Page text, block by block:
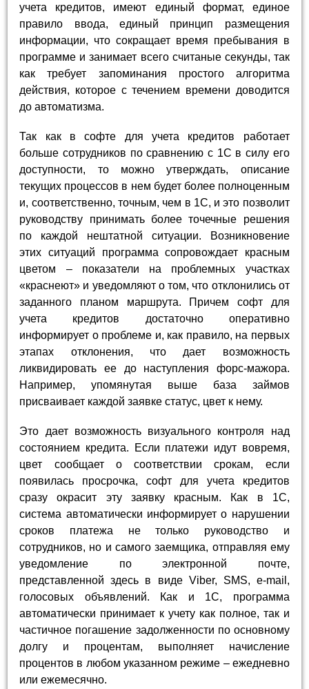
учета кредитов, имеют единый формат, единое
правило ввода, единый принцип размещения
информации, что сокращает время пребывания в
программе и занимает всего считаные секунды, так
как требует запоминания простого алгоритма
действия, которое с течением времени доводится
до автоматизма.
Так как в софте для учета кредитов работает
больше сотрудников по сравнению с 1С в силу его
доступности, то можно утверждать, описание
текущих процессов в нем будет более полноценным
и, соответственно, точным, чем в 1С, и это позволит
руководству принимать более точечные решения
по каждой нештатной ситуации. Возникновение
этих ситуаций программа сопровождает красным
цветом – показатели на проблемных участках
«краснеют» и уведомляют о том, что отклонились от
заданного планом маршрута. Причем софт для
учета кредитов достаточно оперативно
информирует о проблеме и, как правило, на первых
этапах отклонения, что дает возможность
ликвидировать ее до наступления форс-мажора.
Например, упомянутая выше база займов
присваивает каждой заявке статус, цвет к нему.
Это дает возможность визуального контроля над
состоянием кредита. Если платежи идут вовремя,
цвет сообщает о соответствии срокам, если
появилась просрочка, софт для учета кредитов
сразу окрасит эту заявку красным. Как в 1С,
система автоматически информирует о нарушении
сроков платежа не только руководство и
сотрудников, но и самого заемщика, отправляя ему
уведомление по электронной почте,
представленной здесь в виде Viber, SMS, e-mail,
голосовых объявлений. Как и 1С, программа
автоматически принимает к учету как полное, так и
частичное погашение задолженности по основному
долгу и процентам, выполняет начисление
процентов в любом указанном режиме – ежедневно
или ежемесячно.